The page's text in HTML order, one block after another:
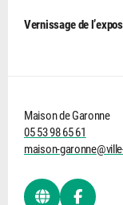
Vernissage de
Maison de Garonne
05 53 98 65 61
maison-